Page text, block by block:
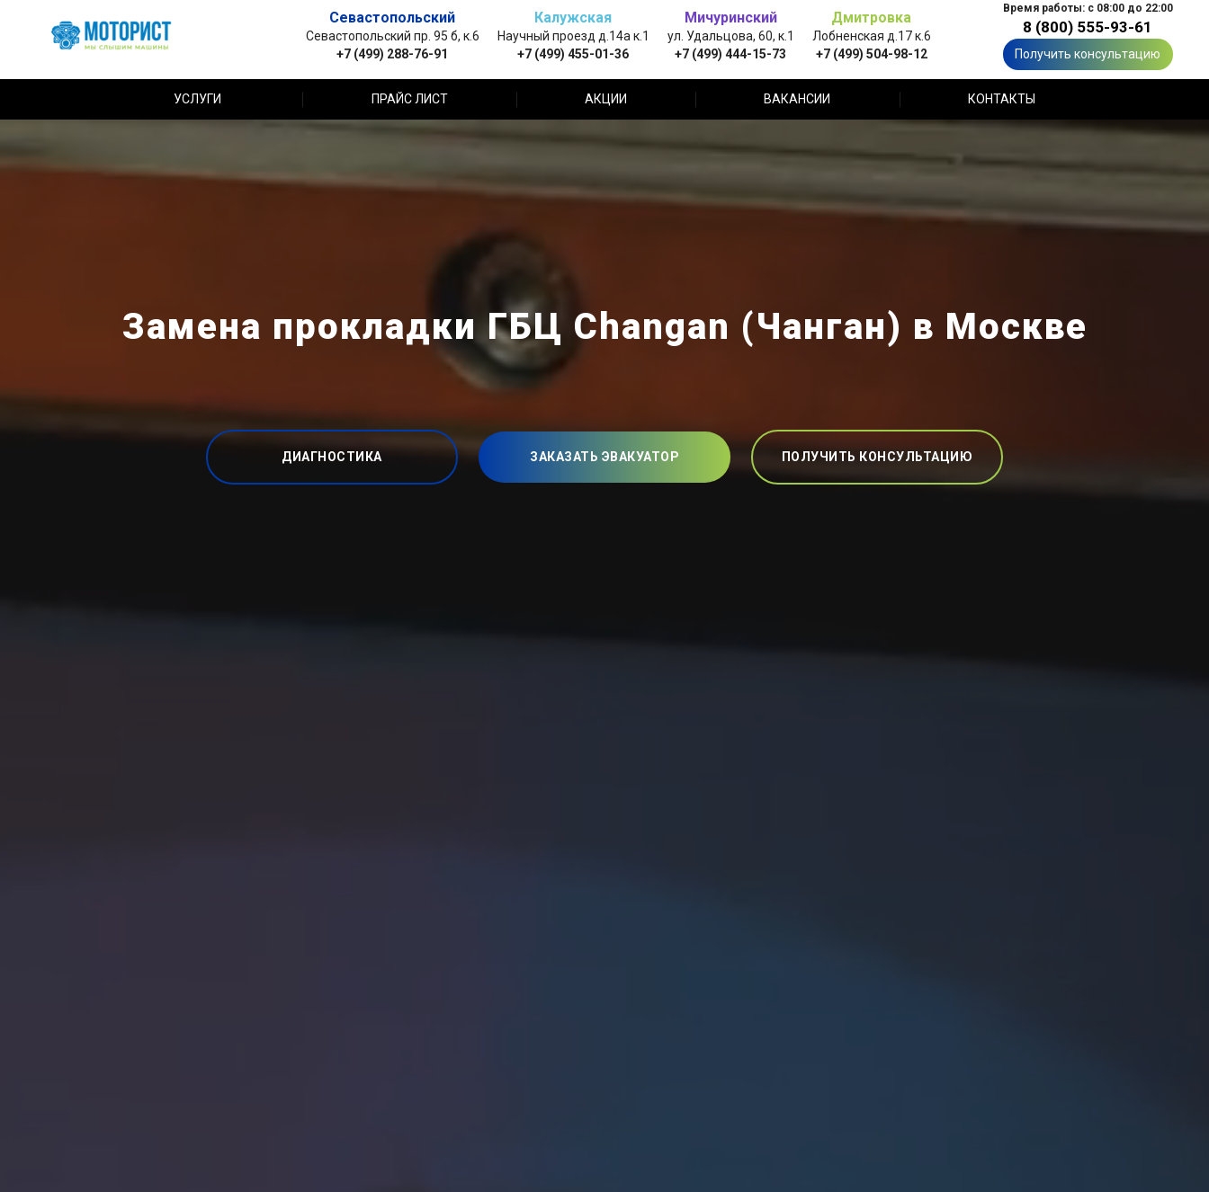
Севастопольский
Севастопольский пр. 95 б, к.6
+7 (499) 288-76-91
Калужская
Научный проезд д.14а к.1
+7 (499) 455-01-36
Мичуринский
ул. Удальцова, 60, к.1
+7 (499) 444-15-73
Дмитровка
Лобненская д.17 к.6
+7 (499) 504-98-12
Время работы: с 08:00 до 22:00
8 (800) 555-93-61
Получить консультацию
УСЛУГИ ПРАЙС ЛИСТ АКЦИИ ВАКАНСИИ КОНТАКТЫ
Замена прокладки ГБЦ Changan (Чанган) в Москве
ДИАГНОСТИКА ЗАКАЗАТЬ ЭВАКУАТОР ПОЛУЧИТЬ КОНСУЛЬТАЦИЮ